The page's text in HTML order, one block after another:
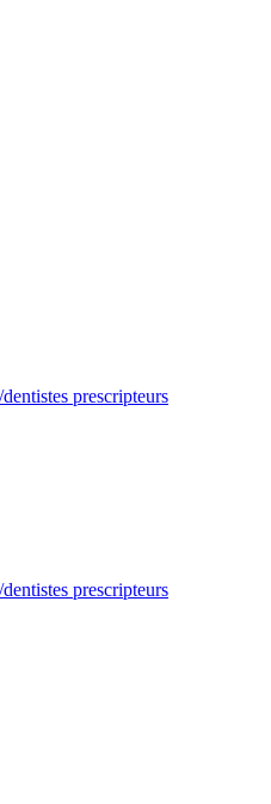
prescripteurs
prescripteurs